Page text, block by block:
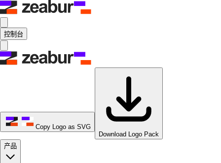
控制台
Copy Logo as SVG
Download Logo Pack
产品